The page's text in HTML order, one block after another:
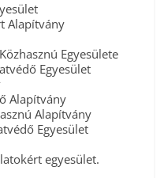
Alapítvány
Egyesülete
Egyesület
Alapítvány
Alapítvány
Egyesület
egyesület.